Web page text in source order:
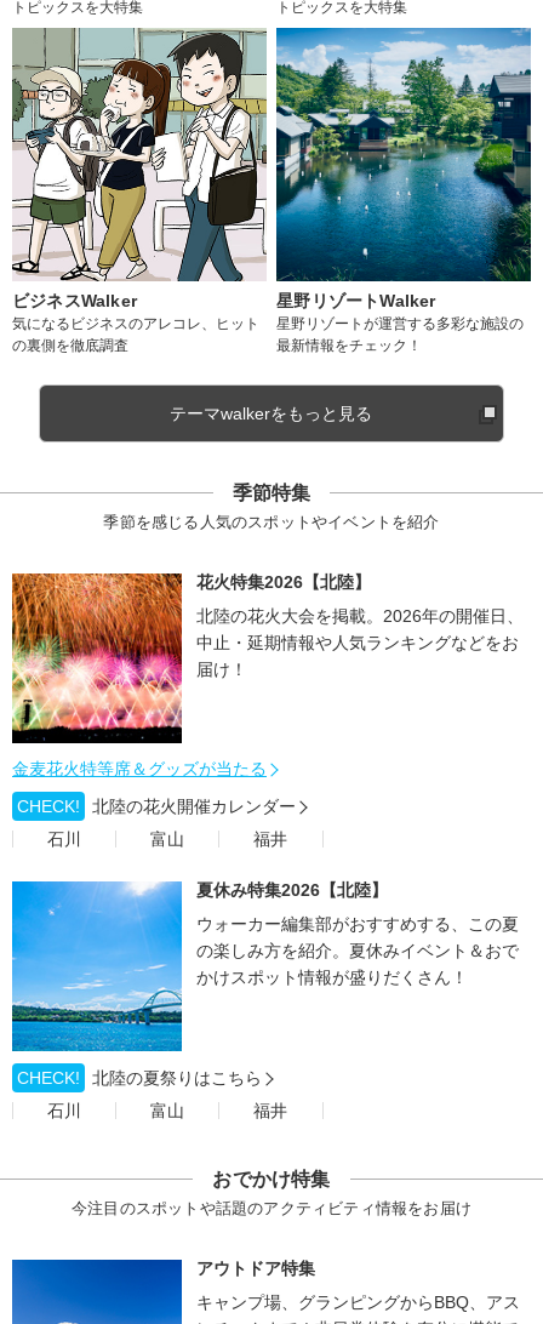
トピックスを大特集 トピックスを大特集
ビジネスWalker
気になるビジネスのアレコレ、ヒット
の裏側を徹底調査
星野リゾートWalker
星野リゾートが運営する多彩な施設の
最新情報をチェック！
テーマwalkerをもっと見る
季節特集
季節を感じる人気のスポットやイベントを紹介
花火特集2026【北陸】
北陸の花火大会を掲載。2026年の開催日、
中止・延期情報や人気ランキングなどをお
届け！
金麦花火特等席＆グッズが当たる
CHECK!
北陸の花火開催カレンダー
石川
富山 福井
夏休み特集2026【北陸】
ウォーカー編集部がおすすめする、この夏
の楽しみ方を紹介。夏休みイベント＆おで
かけスポット情報が盛りだくさん！
CHECK!
北陸の夏祭りはこちら
石川
富山 福井
おでかけ特集
今注目のスポットや話題のアクティビティ情報をお届け
アウトドア特集
キャンプ場、グランピングからBBQ、アス